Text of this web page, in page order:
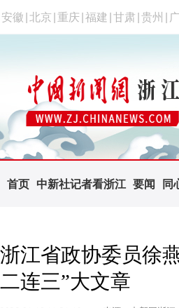
安徽 北京 重庆 福建 甘肃 贵州
首页 中新社记者看浙江 要闻 同
浙江省政协委员徐
二连三”大文章